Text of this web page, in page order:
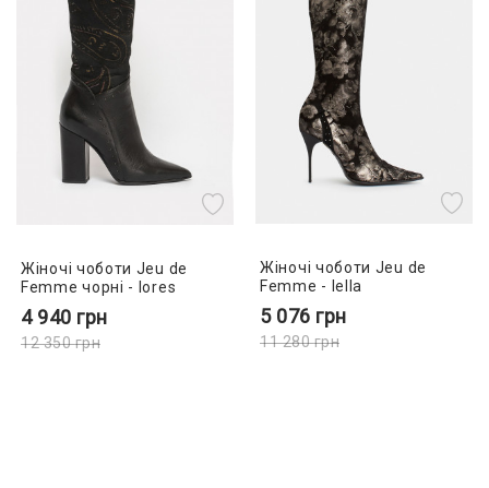
Жіночі чоботи Jeu de
Femme чорні - lores
4 940 грн
12 350грн
Жіночі чоботи Jeu de
Femme - lella
5 076 грн
11 280грн